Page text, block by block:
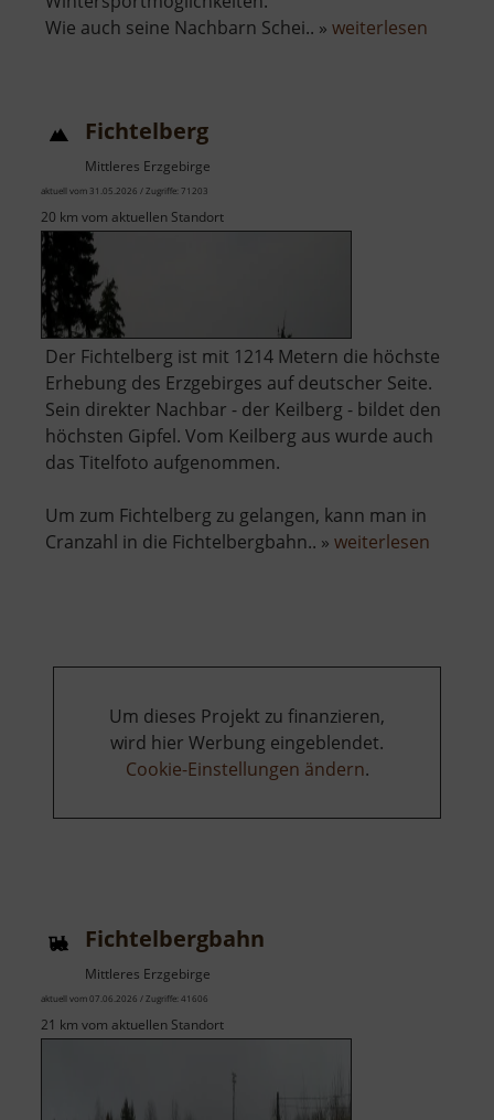
Wie auch seine Nachbarn Schei.. » weiterlesen
Fichtelberg
Mittleres Erzgebirge
aktuell vom 31.05.2026 / Zugriffe: 71203
20 km vom aktuellen Standort
Der Fichtelberg ist mit 1214 Metern die höchste
Erhebung des Erzgebirges auf deutscher Seite.
Sein direkter Nachbar - der Keilberg - bildet den
höchsten Gipfel. Vom Keilberg aus wurde auch
das Titelfoto aufgenommen.
Um zum Fichtelberg zu gelangen, kann man in
Cranzahl in die Fichtelbergbahn.. » weiterlesen
Um dieses Projekt zu finanzieren,
wird hier Werbung eingeblendet.
Cookie-Einstellungen ändern.
Fichtelbergbahn
Mittleres Erzgebirge
aktuell vom 07.06.2026 / Zugriffe: 41606
21 km vom aktuellen Standort